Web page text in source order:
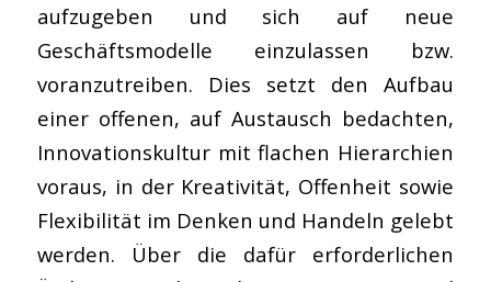
aufzugeben und sich auf neue
Geschäftsmodelle einzulassen bzw.
voranzutreiben. Dies setzt den Aufbau
einer offenen, auf Austausch bedachten,
Innovationskultur mit flachen Hierarchien
voraus, in der Kreativität, Offenheit sowie
Flexibilität im Denken und Handeln gelebt
werden. Über die dafür erforderlichen